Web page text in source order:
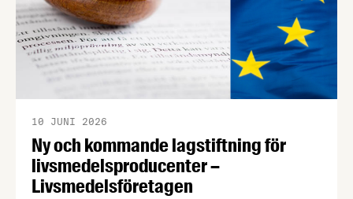
Ny och kommande lagstiftning för
livsmedelsproducenter –
Livsmedelsföretagen
10 JUNI 2026